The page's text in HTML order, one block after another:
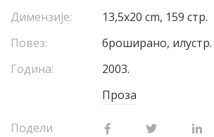
Димензије:
13,5х20 cm, 159 стр.
Повез:
броширано, илустр.
Година:
2003.
Проза
Подели